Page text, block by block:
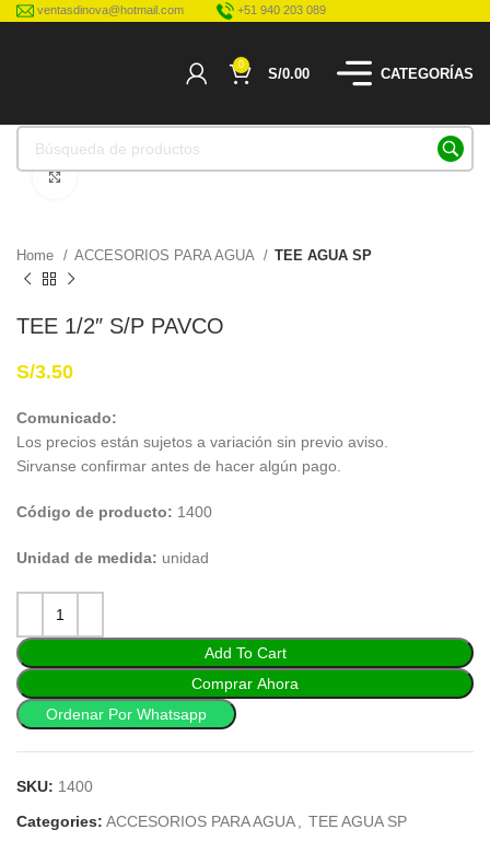
ventasdinova@hotmail.com +51 940 203 089
0
S/0.00 CATEGORÍAS
Haga Click para agrandar
Home ACCESORIOS PARA AGUA TEE AGUA SP
TEE 1/2″ S/P PAVCO
S/3.50
Comunicado:
Los precios están sujetos a variación sin previo aviso.
Sirvanse confirmar antes de hacer algún pago.
Código de producto: 1400
Unidad de medida: unidad
Add To Cart
Comprar Ahora
Ordenar Por Whatsapp
SKU: 1400
Categories: ACCESORIOS PARA AGUA TEE AGUA SP